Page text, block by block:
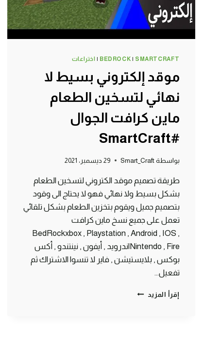
BEDROCK | SMARTCRAFT
| اختراعات
موقد إلكتروني بسيط لا
نهائي لتسخين الطعام
ماين كرافت الجوال
#SmartCraft
بواسطة Smart_Craft 29 ديسمبر، 2021
طريقة تصميم موقد الكتروني لتسخين الطعام
بشكل بسيط ولا نهائي فهو لا يحتاج الى وقود
بتصميم جميل ويقوم بتخزين الطعام بشكل تلقائي
تعمل على جميع نسخ ماين كرافت
BedRockxbox , Playstation , Android , IOS ,
Nintendo , Fireاندرويد , أيفون , نينتندو , أكس
بوكس , بلايستيشن , فاير لا تنسوا الاشتراك ثم
تفعيل…
إقرأ المزيد موقد